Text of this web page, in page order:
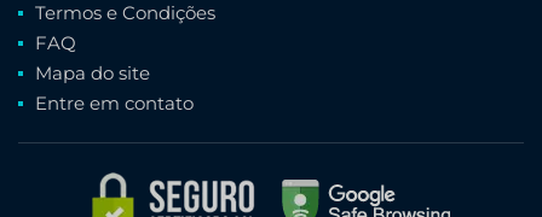
Termos e Condições
FAQ
Mapa do site
Entre em contato